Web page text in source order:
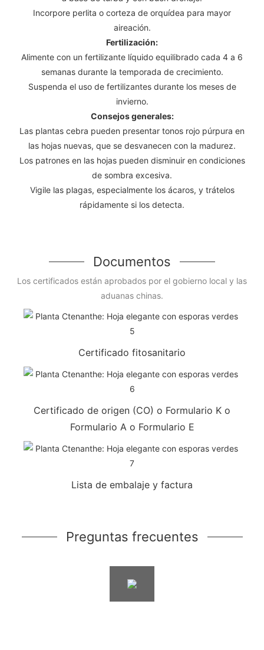
Incorpore perlita o corteza de orquídea para mayor
aireación.
Fertilización:
Alimente con un fertilizante líquido equilibrado cada 4 a 6
semanas durante la temporada de crecimiento.
Suspenda el uso de fertilizantes durante los meses de
invierno.
Consejos generales:
Las plantas cebra pueden presentar tonos rojo púrpura en
las hojas nuevas, que se desvanecen con la madurez.
Los patrones en las hojas pueden disminuir en condiciones
de sombra excesiva.
Vigile las plagas, especialmente los ácaros, y trátelos
rápidamente si los detecta.
Documentos
Los certificados están aprobados por el gobierno local y las
aduanas chinas.
Certificado fitosanitario
Certificado de origen (CO) o Formulario K o
Formulario A o Formulario E
Lista de embalaje y factura
Preguntas frecuentes